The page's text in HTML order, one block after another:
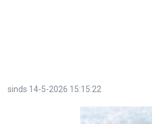
sinds 14-5-2026 15:15:22